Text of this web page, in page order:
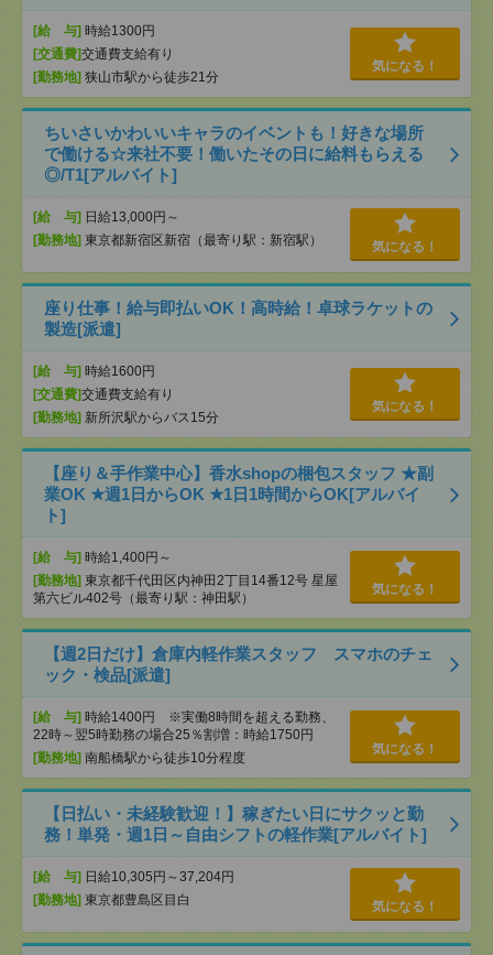
[給 与] 時給1300円
[交通費]交通費支給有り
[勤務地] 狭山市駅から徒歩21分
気になる！
ちいさいかわいいキャラのイベントも！好きな場所
で働ける☆来社不要！働いたその日に給料もらえる
◎/T1[アルバイト]
[給 与] 日給13,000円～
[勤務地] 東京都新宿区新宿（最寄り駅：新宿駅） 気になる！
座り仕事！給与即払いOK！高時給！卓球ラケットの
製造[派遣]
[給 与] 時給1600円
[交通費]交通費支給有り
[勤務地] 新所沢駅からバス15分
気になる！
【座り＆手作業中心】香水shopの梱包スタッフ ★副
業OK ★週1日からOK ★1日1時間からOK[アルバイ
ト]
[給 与] 時給1,400円～
[勤務地] 東京都千代田区内神田2丁目14番12号 星屋
第六ビル402号（最寄り駅：神田駅）
気になる！
【週2日だけ】倉庫内軽作業スタッフ スマホのチェ
ック・検品[派遣]
[給 与] 時給1400円 ※実働8時間を超える勤務、
22時～翌5時勤務の場合25％割増：時給1750円
[勤務地] 南船橋駅から徒歩10分程度
気になる！
【日払い・未経験歓迎！】稼ぎたい日にサクッと勤
務！単発・週1日～自由シフトの軽作業[アルバイト]
[給 与] 日給10,305円～37,204円
[勤務地] 東京都豊島区目白 気になる！